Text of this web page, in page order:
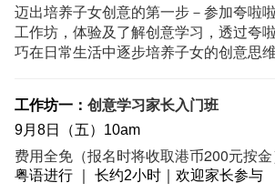
迈出培养子女创意的第一步－参加夸啦
工作坊，体验及了解创意学习，透过夸
巧在日常生活中逐步培养子女的创意思维
工作坊一： 创意学习家长入门班
9月8日（五）10am
费用全免（报名时将收取港币200元按金
粤语进行 ｜ 长约2小时｜欢迎家长参与